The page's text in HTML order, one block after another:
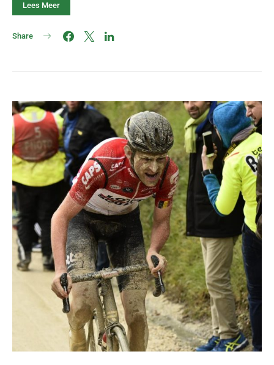
Lees Meer
Share